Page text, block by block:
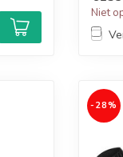
Niet
-28%